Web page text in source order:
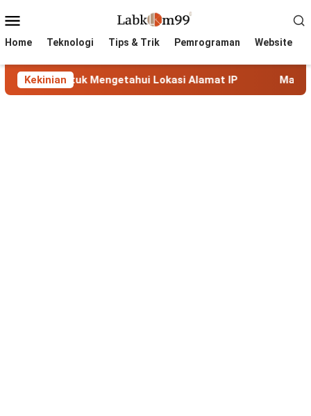
to
Menu
Home Teknologi Tips & Trik Pemrograman Website
Kekinian
Mengetahui Lokasi Alamat IP MaxMind GeoLite: